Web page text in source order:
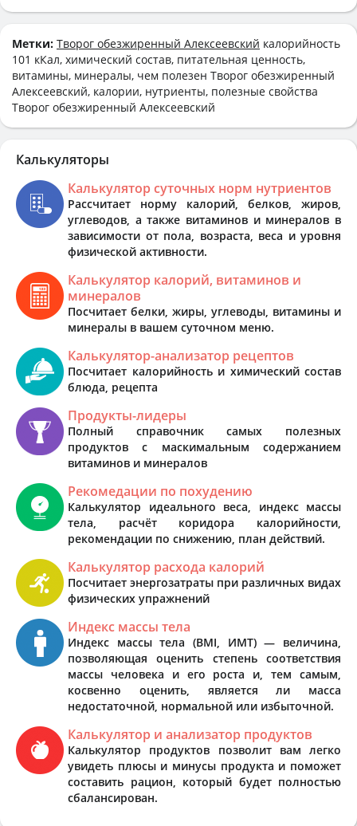
Метки: Творог обезжиренный Алексеевский калорийность
101 кКал, химический состав, питательная ценность,
витамины, минералы, чем полезен Творог обезжиренный
Алексеевский, калории, нутриенты, полезные свойства
Творог обезжиренный Алексеевский
Калькуляторы
Калькулятор суточных норм нутриентов
Рассчитает норму калорий, белков, жиров,
углеводов, а также витаминов и минералов в
зависимости от пола, возраста, веса и уровня
физической активности.
Калькулятор калорий, витаминов и
минералов
Посчитает белки, жиры, углеводы, витамины и
минералы в вашем суточном меню.
Калькулятор-анализатор рецептов
Посчитает калорийность и химический состав
блюда, рецепта
Продукты-лидеры
Полный справочник самых полезных
продуктов с маскимальным содержанием
витаминов и минералов
Рекомедации по похудению
Калькулятор идеального веса, индекс массы
тела, расчёт коридора калорийности,
рекомендации по снижению, план действий.
Калькулятор расхода калорий
Посчитает энергозатраты при различных видах
физических упражнений
Индекс массы тела
Индекс массы тела (BMI, ИМТ) — величина,
позволяющая оценить степень соответствия
массы человека и его роста и, тем самым,
косвенно оценить, является ли масса
недостаточной, нормальной или избыточной.
Калькулятор и анализатор продуктов
Калькулятор продуктов позволит вам легко
увидеть плюсы и минусы продукта и поможет
составить рацион, который будет полностью
сбалансирован.